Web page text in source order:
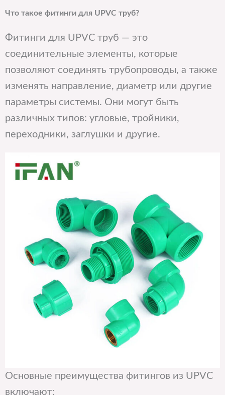
Что такое фитинги для UPVC труб?
Фитинги для UPVC труб — это
соединительные элементы, которые
позволяют соединять трубопроводы, а также
изменять направление, диаметр или другие
параметры системы. Они могут быть
различных типов: угловые, тройники,
переходники, заглушки и другие.
Основные преимущества фитингов из UPVC
включают: